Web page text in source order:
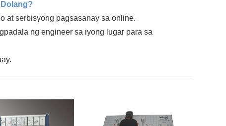
at serbisyong pagsasanay sa online.
ng engineer sa iyong lugar para sa